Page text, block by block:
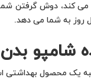
می کند، دوش گرفتن
روز به شما می دهد.
شامپو
یک محصول بهداشتی